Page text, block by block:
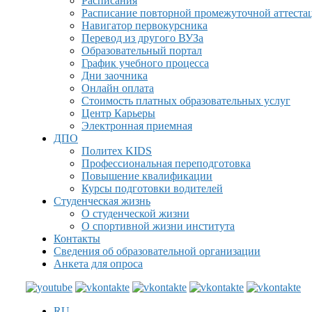
Расписание повторной промежуточной
Навигатор первокурсника
Перевод из другого ВУЗа
Образовательный портал
График учебного процесса
Дни заочника
Онлайн оплата
Стоимость платных образовательных услуг
Центр Карьеры
Электронная приемная
ДПО
Политех KIDS
Профессиональная переподготовка
Повышение квалификации
Курсы подготовки водителей
Студенческая жизнь
О студенческой жизни
О спортивной жизни института
Контакты
Сведения об образовательной организации
Анкета для опроса